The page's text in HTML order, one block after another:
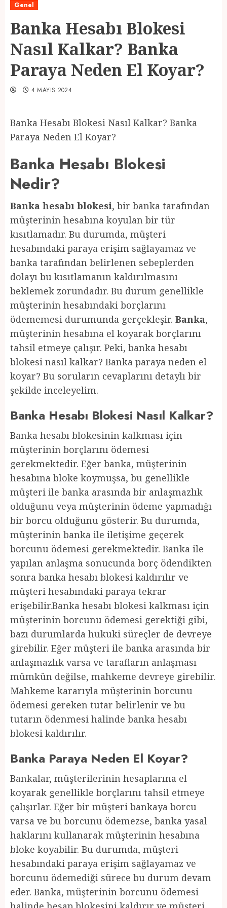
Genel
Banka Hesabı Blokesi
Nasıl Kalkar? Banka
Paraya Neden El Koyar?
4 MAYIS 2024
Banka Hesabı Blokesi Nasıl Kalkar? Banka
Paraya Neden El Koyar?
Banka Hesabı Blokesi
Nedir?
Banka hesabı blokesi, bir banka tarafından
müşterinin hesabına koyulan bir tür
kısıtlamadır. Bu durumda, müşteri
hesabındaki paraya erişim sağlayamaz ve
banka tarafından belirlenen sebeplerden
dolayı bu kısıtlamanın kaldırılmasını
beklemek zorundadır. Bu durum genellikle
müşterinin hesabındaki borçlarını
ödememesi durumunda gerçekleşir. Banka,
müşterinin hesabına el koyarak borçlarını
tahsil etmeye çalışır. Peki, banka hesabı
blokesi nasıl kalkar? Banka paraya neden el
koyar? Bu soruların cevaplarını detaylı bir
şekilde inceleyelim.
Banka Hesabı Blokesi Nasıl Kalkar?
Banka hesabı blokesinin kalkması için
müşterinin borçlarını ödemesi
gerekmektedir. Eğer banka, müşterinin
hesabına bloke koymuşsa, bu genellikle
müşteri ile banka arasında bir anlaşmazlık
olduğunu veya müşterinin ödeme yapmadığı
bir borcu olduğunu gösterir. Bu durumda,
müşterinin banka ile iletişime geçerek
borcunu ödemesi gerekmektedir. Banka ile
yapılan anlaşma sonucunda borç ödendikten
sonra banka hesabı blokesi kaldırılır ve
müşteri hesabındaki paraya tekrar
erişebilir.Banka hesabı blokesi kalkması için
müşterinin borcunu ödemesi gerektiği gibi,
bazı durumlarda hukuki süreçler de devreye
girebilir. Eğer müşteri ile banka arasında bir
anlaşmazlık varsa ve tarafların anlaşması
mümkün değilse, mahkeme devreye girebilir.
Mahkeme kararıyla müşterinin borcunu
ödemesi gereken tutar belirlenir ve bu
tutarın ödenmesi halinde banka hesabı
blokesi kaldırılır.
Banka Paraya Neden El Koyar?
Bankalar, müşterilerinin hesaplarına el
koyarak genellikle borçlarını tahsil etmeye
çalışırlar. Eğer bir müşteri bankaya borcu
varsa ve bu borcunu ödemezse, banka yasal
haklarını kullanarak müşterinin hesabına
bloke koyabilir. Bu durumda, müşteri
hesabındaki paraya erişim sağlayamaz ve
borcunu ödemediği sürece bu durum devam
eder. Banka, müşterinin borcunu ödemesi